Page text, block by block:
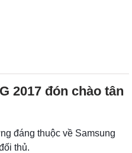
2017 đón chào tân
đáng thuộc về Samsung
thủ.